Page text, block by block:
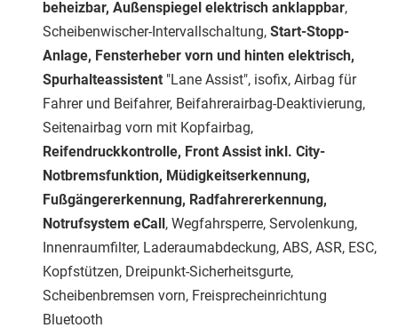
beheizbar, Außenspiegel elektrisch anklappbar,
Scheibenwischer-Intervallschaltung, Start-Stopp-
Anlage, Fensterheber vorn und hinten elektrisch,
Spurhalteassistent "Lane Assist", isofix, Airbag für
Fahrer und Beifahrer, Beifahrerairbag-Deaktivierung,
Seitenairbag vorn mit Kopfairbag,
Reifendruckkontrolle, Front Assist inkl. City-
Notbremsfunktion, Müdigkeitserkennung,
Fußgängererkennung, Radfahrererkennung,
Notrufsystem eCall , Wegfahrsperre, Servolenkung,
Innenraumfilter, Laderaumabdeckung, ABS, ASR, ESC,
Kopfstützen, Dreipunkt-Sicherheitsgurte,
Scheibenbremsen vorn, Freisprecheinrichtung
Bluetooth